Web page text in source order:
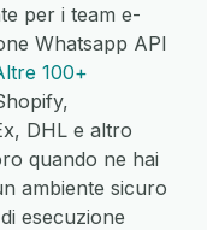
per i team e-
Whatsapp API
100+
DHL e altro
quando ne hai
ambiente sicuro
esecuzione